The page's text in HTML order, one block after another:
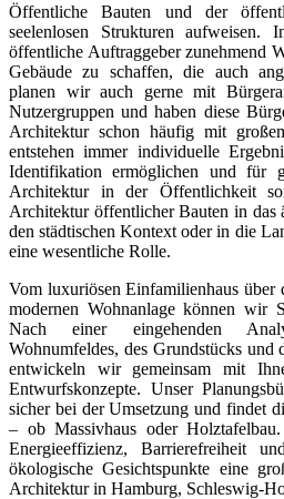
Öffentliche Bauten und der
seelenlosen Strukturen aufweisen.
öffentliche Auftraggeber zunehmend
Gebäude zu schaffen, die auch
planen wir auch gerne mit
Nutzergruppen und haben diese
Architektur schon häufig mit
entstehen immer individuelle
Identifikation ermöglichen und für
Architektur in der Öffentlichkeit
Architektur öffentlicher Bauten in das
den städtischen Kontext oder in die
eine wesentliche Rolle.
Vom luxuriösen Einfamilienhaus über
modernen Wohnanlage können wir
Nach einer eingehenden
Wohnumfeldes, des Grundstücks und
entwickeln wir gemeinsam mit
Entwurfskonzepte. Unser
sicher bei der Umsetzung und findet
– ob Massivhaus oder
Energieeffizienz, Barrierefreiheit
ökologische Gesichtspunkte eine
Architektur in Hamburg, Schleswig-